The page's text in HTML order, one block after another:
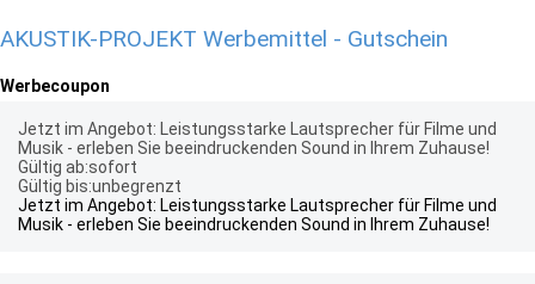
AKUSTIK-PROJEKT Werbemittel - Gutschein
Werbecoupon
Jetzt im Angebot: Leistungsstarke Lautsprecher für Filme und
Musik - erleben Sie beeindruckenden Sound in Ihrem Zuhause!
Gültig ab:sofort
Gültig bis:unbegrenzt
Jetzt im Angebot: Leistungsstarke Lautsprecher für Filme und
Musik - erleben Sie beeindruckenden Sound in Ihrem Zuhause!